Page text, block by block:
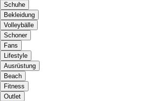
Schuhe
Bekleidung
Volleybälle
Schoner
Fans
Lifestyle
Ausrüstung
Beach
Fitness
Outlet